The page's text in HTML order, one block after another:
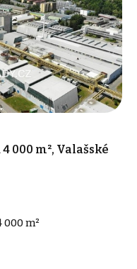
000 m², Valašské
000 m²